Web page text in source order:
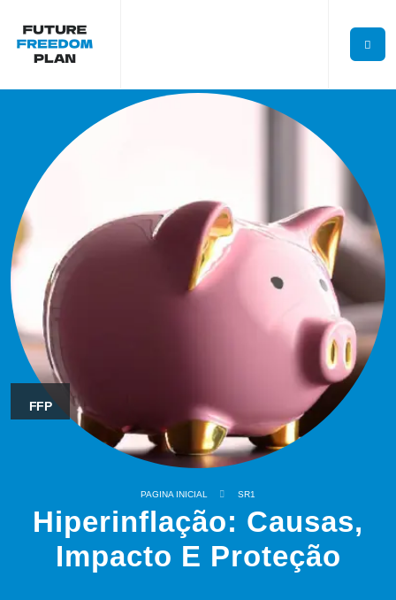
FFP
PAGINA INICIAL SR1
Hiperinflação: Causas,
Impacto E Proteção